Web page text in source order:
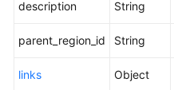
description String
parent_region_id String
links Object